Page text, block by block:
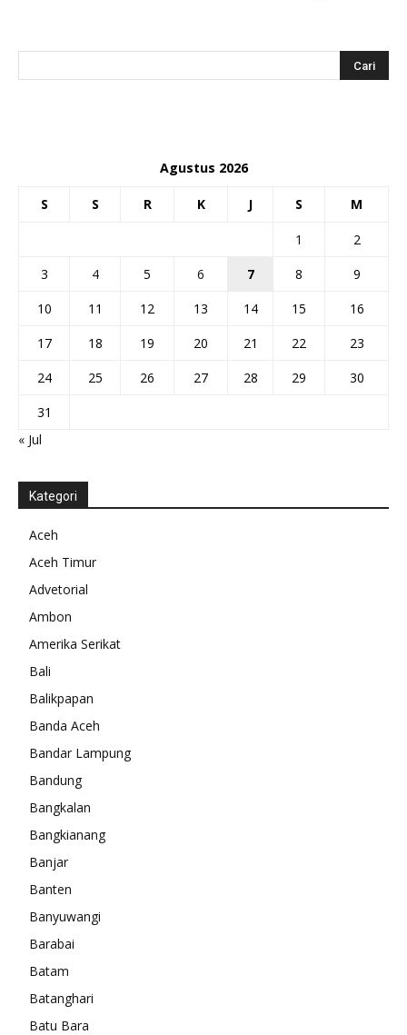
Agustus 2026
S S R K J S M
1
2
3
4 5 6 7 8
9
10
11 12 13 14 15
16
17
18 19 20 21 22
23
24
25 26 27 28 29
30
31
« Jul
Kategori
Aceh
Aceh Timur
Advetorial
Ambon
Amerika Serikat
Bali
Balikpapan
Banda Aceh
Bandar Lampung
Bandung
Bangkalan
Bangkianang
Banjar
Banten
Banyuwangi
Barabai
Batam
Batanghari
Batu Bara